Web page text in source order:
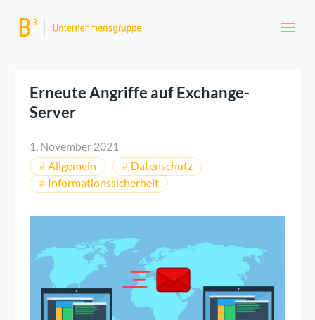
Erneute Angriffe auf Exchange-
Server
1. November 2021
Allgemein
Datenschutz
Informationssicherheit